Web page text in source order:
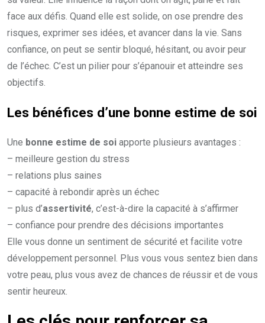
face aux défis. Quand elle est solide, on ose prendre des
risques, exprimer ses idées, et avancer dans la vie. Sans
confiance, on peut se sentir bloqué, hésitant, ou avoir peur
de l’échec. C’est un pilier pour s’épanouir et atteindre ses
objectifs.
Les bénéfices d’une bonne estime de soi
Une bonne estime de soi apporte plusieurs avantages :
– meilleure gestion du stress
– relations plus saines
– capacité à rebondir après un échec
– plus d’assertivité, c’est-à-dire la capacité à s’affirmer
– confiance pour prendre des décisions importantes
Elle vous donne un sentiment de sécurité et facilite votre
développement personnel. Plus vous vous sentez bien dans
votre peau, plus vous avez de chances de réussir et de vous
sentir heureux.